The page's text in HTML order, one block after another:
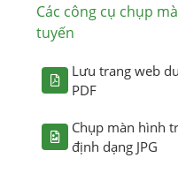
Các công cụ chụp
tuyến
Lưu trang web
PDF
Chụp màn hình
định dạng JPG